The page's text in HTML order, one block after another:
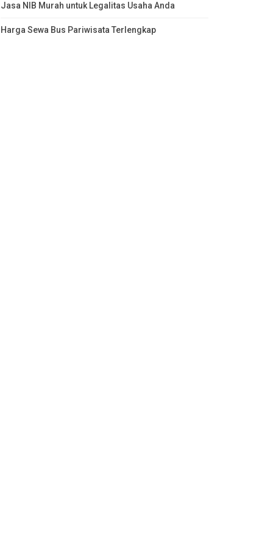
Jasa NIB Murah untuk Legalitas Usaha Anda
Harga Sewa Bus Pariwisata Terlengkap